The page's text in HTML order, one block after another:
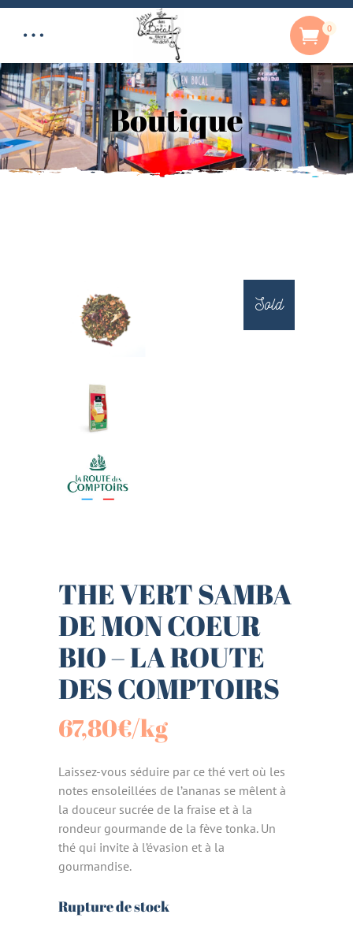
0
Boutique
Sold
THE VERT SAMBA
DE MON COEUR
BIO – LA ROUTE
DES COMPTOIRS
67,80€/kg
Laissez-vous séduire par ce thé vert où les
notes ensoleillées de l’ananas se mêlent à
la douceur sucrée de la fraise et à la
rondeur gourmande de la fève tonka. Un
thé qui invite à l’évasion et à la
gourmandise.
Rupture de stock